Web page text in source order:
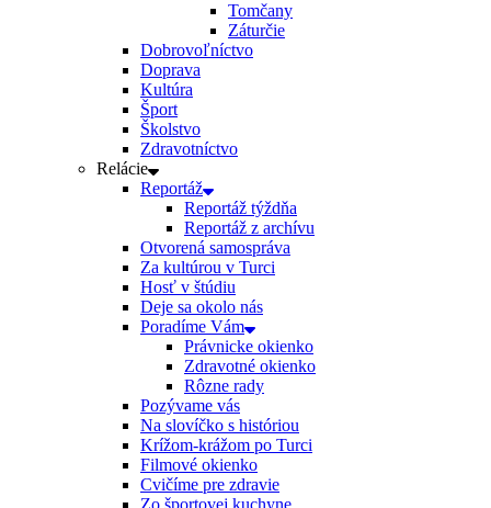
Tomčany
Záturčie
Dobrovoľníctvo
Doprava
Kultúra
Šport
Školstvo
Zdravotníctvo
Relácie
Reportáž
Reportáž týždňa
Reportáž z archívu
Otvorená samospráva
Za kultúrou v Turci
Hosť v štúdiu
Deje sa okolo nás
Poradíme Vám
Právnicke okienko
Zdravotné okienko
Rôzne rady
Pozývame vás
Na slovíčko s históriou
Krížom-krážom po Turci
Filmové okienko
Cvičíme pre zdravie
Zo športovej kuchyne